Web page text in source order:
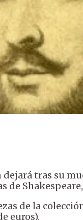
dejará tras su
de
de la
euros).